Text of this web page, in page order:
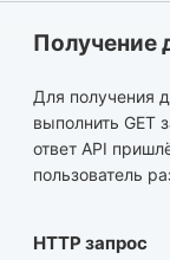
Получение
Для получения
выполнить GET
ответ API
пользователь
HTTP запрос